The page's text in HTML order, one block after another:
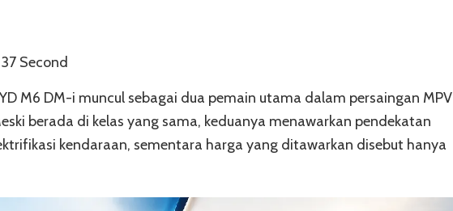
Second
M6 DM-i muncul sebagai dua pemain utama dalam persaingan MPV
berada di kelas yang sama, keduanya menawarkan pendekatan
kendaraan, sementara harga yang ditawarkan disebut hanya